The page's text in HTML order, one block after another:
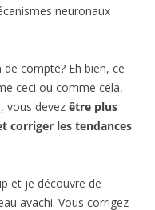
neuronaux
compte? Eh bien, ce
ceci ou comme cela,
vous devez être plus
corriger les tendances
et je découvre de
avachi. Vous corrigez